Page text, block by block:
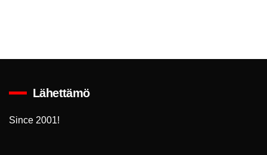
Lähettämö
Since 2001!